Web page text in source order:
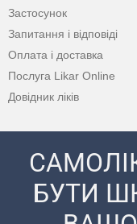
Застосунок
Запитання і відповіді
Оплата і доставка
Послуга Likar Online
Довідник ліків
БУТИ